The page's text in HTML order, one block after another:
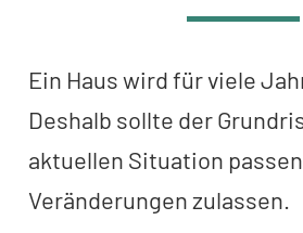
Ein Haus wird für viele
Deshalb sollte der
aktuellen Situation
Veränderungen zulassen.